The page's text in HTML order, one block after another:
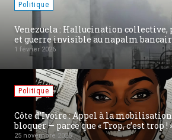
Politique
Conflit Russie-Ukraine : Trump
nouvelle Ukraine pour une paix
19 août 2025
Internet
La militarisation de l'Internet en
Swiss Privacy » et l'exil de PROTON
18 août 2025